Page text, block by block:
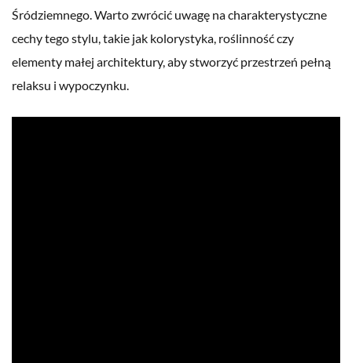
Śródziemnego. Warto zwrócić uwagę na charakterystyczne
cechy tego stylu, takie jak kolorystyka, roślinność czy
elementy małej architektury, aby stworzyć przestrzeń pełną
relaksu i wypoczynku.